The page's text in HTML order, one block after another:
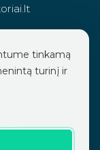
tinkamą
turinį ir